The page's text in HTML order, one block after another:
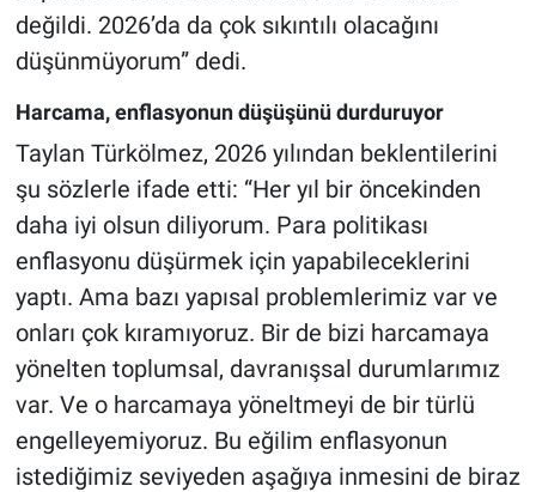
değildi. 2026’da da çok sıkıntılı olacağını
düşünmüyorum” dedi.
Harcama, enflasyonun düşüşünü durduruyor
Taylan Türkölmez, 2026 yılından beklentilerini
şu sözlerle ifade etti: “Her yıl bir öncekinden
daha iyi olsun diliyorum. Para politikası
enflasyonu düşürmek için yapabileceklerini
yaptı. Ama bazı yapısal problemlerimiz var ve
onları çok kıramıyoruz. Bir de bizi harcamaya
yönelten toplumsal, davranışsal durumlarımız
var. Ve o harcamaya yöneltmeyi de bir türlü
engelleyemiyoruz. Bu eğilim enflasyonun
istediğimiz seviyeden aşağıya inmesini de biraz